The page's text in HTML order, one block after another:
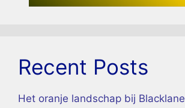
Recent Posts
Het oranje landschap bij Blacklane